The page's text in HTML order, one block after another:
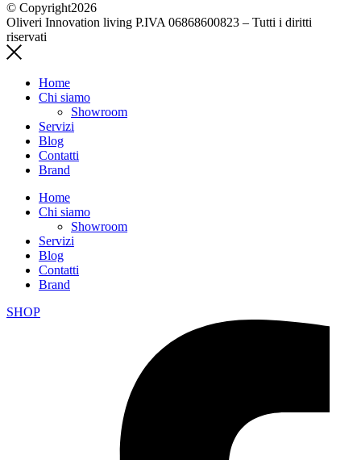
© Copyright2026
Oliveri Innovation living P.IVA 06868600823 – Tutti i diritti
riservati
Home
Chi siamo
Showroom
Servizi
Blog
Contatti
Brand
Home
Chi siamo
Showroom
Servizi
Blog
Contatti
Brand
SHOP